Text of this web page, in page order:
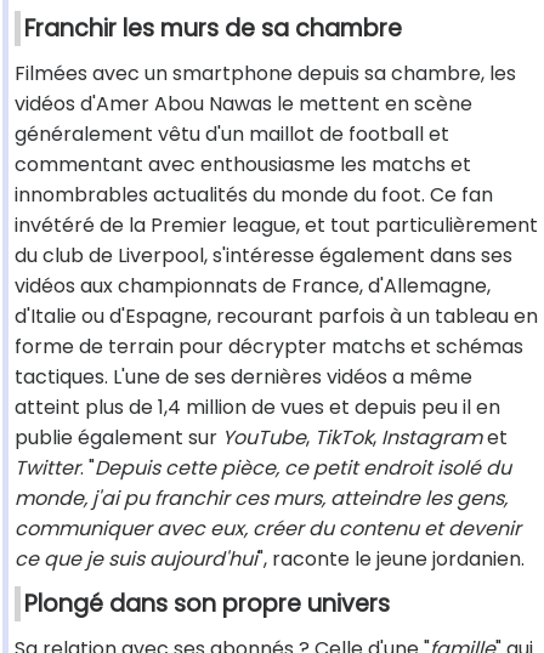
Franchir les murs de sa chambre
Filmées avec un smartphone depuis sa chambre, les
vidéos d'Amer Abou Nawas le mettent en scène
généralement vêtu d'un maillot de football et
commentant avec enthousiasme les matchs et
innombrables actualités du monde du foot. Ce fan
invétéré de la Premier league, et tout particulièrement
du club de Liverpool, s'intéresse également dans ses
vidéos aux championnats de France, d'Allemagne,
d'Italie ou d'Espagne, recourant parfois à un tableau en
forme de terrain pour décrypter matchs et schémas
tactiques. L'une de ses dernières vidéos a même
atteint plus de 1,4 million de vues et depuis peu il en
publie également sur YouTube, TikTok, Instagramet
Twitter. "Depuis cette pièce, ce petit endroit isolé du
monde, j'ai pu franchir ces murs, atteindre les gens,
communiquer avec eux, créer du contenu et devenir
ce que je suis aujourd'hui", raconte le jeune jordanien.
Plongé dans son propre univers